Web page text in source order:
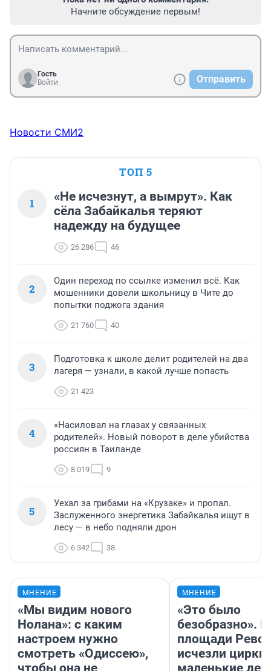
Начните обсуждение первым!
Гость
Войти
Отправить
Новости СМИ2
ТОП 5
1
«Не исчезнут, а вымрут». Как
сёла Забайкалья теряют
надежду на будущее
26 286 46
2
Один переход по ссылке изменил всё. Как
мошенники довели школьницу в Чите до
попытки поджога здания
21 760 40
3
Подготовка к школе делит родителей на два
лагеря — узнали, в какой лучше попасть
21 423
4
«Насиловал на глазах у связанных
родителей». Новый поворот в деле убийства
россиян в Таиланде
8 019 9
5
Уехал за грибами на «Крузаке» и пропал.
Заслуженного энергетика Забайкалья ищут в
лесу — в небо подняли дрон
6 342 38
МНЕНИЕ
«Мы видим нового
Нолана»: с каким
настроем нужно
смотреть «Одиссею»,
чтобы она не
МНЕНИЕ
«Это было
безобразно».
площади
исчезли цирки
маленькие